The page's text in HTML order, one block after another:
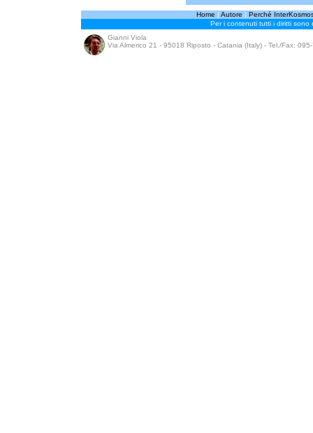
Home | Autore | Perché
Per i contenuti tutti i diritti sono
Gianni Viola
Via Almerico 21 - 95018 Riposto - Catania (Italy) - Tel./Fax: